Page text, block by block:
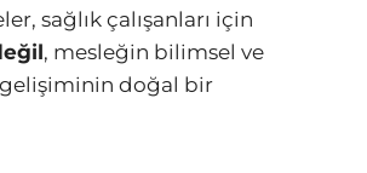
sağlık çalışanları için
, mesleğin bilimsel ve
doğal bir